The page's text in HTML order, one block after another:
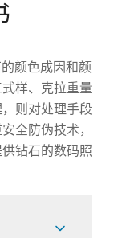
颜色成因和颜
样、克拉重量
则对处理手段
全防伪技术，
钻石的数码照